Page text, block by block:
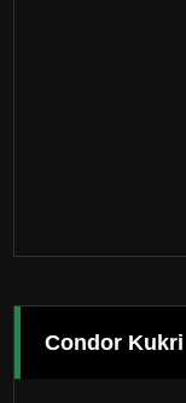
Condor Kukri